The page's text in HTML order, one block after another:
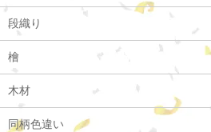
段織り
檜
木材
同柄色違い